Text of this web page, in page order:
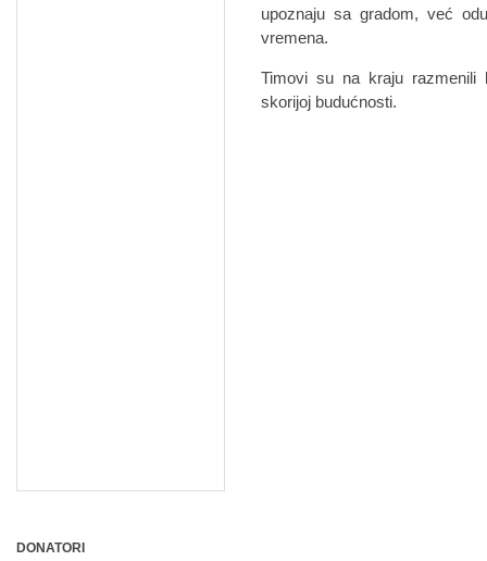
upoznaju sa gradom, već
vremena.
Timovi su na kraju
skorijoj budućnosti.
DONATORI